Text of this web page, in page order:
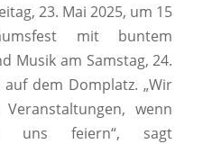
23. Mai 2025, um 15
mit buntem
Musik am Samstag, 24.
dem Domplatz. „Wir
wenn
uns feiern“, sagt